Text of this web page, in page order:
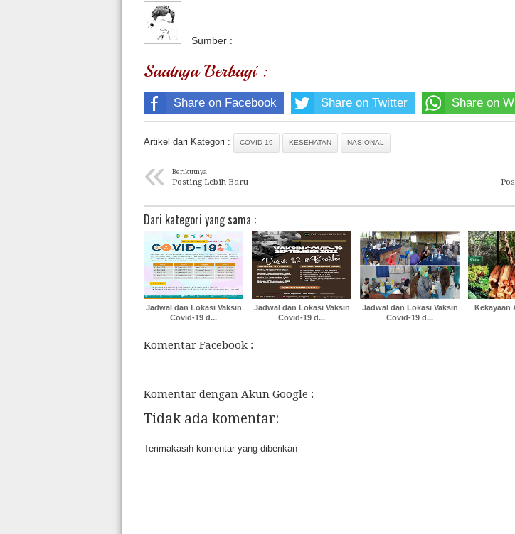
Sumber :
Saatnya Berbagi :
Share on Facebook Share on Twitter Share on
Artikel dari Kategori : COVID-19 KESEHATAN NASIONAL
« Berikutnya
Posting Lebih Baru
Dari kategori yang sama :
Jadwal dan Lokasi Vaksin
Covid-19 d...
Jadwal dan Lokasi Vaksin
Covid-19 d...
Jadwal dan Lokasi Vaksin
Covid-19 d...
Kekayaan
Komentar Facebook :
Komentar dengan Akun Google :
Tidak ada komentar:
Terimakasih komentar yang diberikan